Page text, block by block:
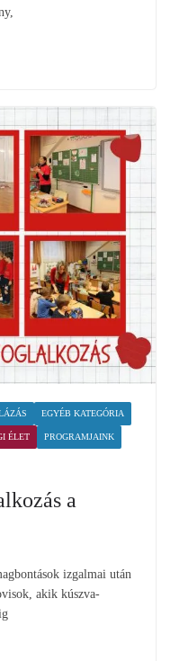
EGYÉB KATEGÓRIA
ÉLET PROGRAMJAINK
a
izgalmai után
akik kúszva-